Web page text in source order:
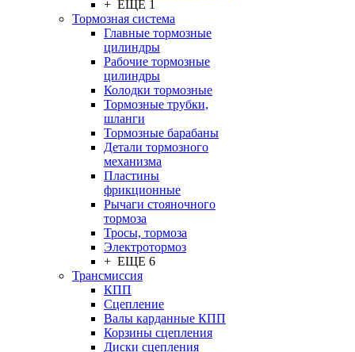
+ ЕЩЕ 1
Тормозная система
Главные тормозные
цилиндры
Рабочие тормозные
цилиндры
Колодки тормозные
Тормозные трубки,
шланги
Тормозные барабаны
Детали тормозного
механизма
Пластины
фрикционные
Рычаги стояночного
тормоза
Тросы, тормоза
Электротормоз
+ ЕЩЕ 6
Трансмиссия
КПП
Сцепление
Валы карданные КПП
Корзины сцепления
Диски сцепления